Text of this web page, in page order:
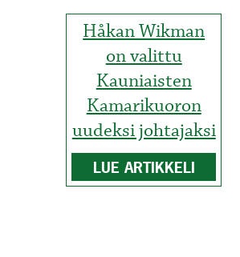
Håkan Wikman
on valittu
Kauniaisten
Kamarikuoron
uudeksi johtajaksi
LUE ARTIKKELI